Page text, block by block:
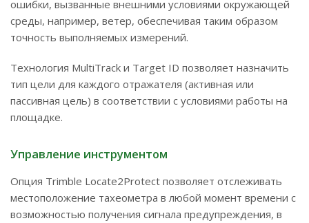
ошибки, вызванные внешними условиями окружающей
среды, например, ветер, обеспечивая таким образом
точность выполняемых измерений.
Технология MultiTrack и Target ID позволяет назначить
тип цели для каждого отражателя (активная или
пассивная цель) в соответствии с условиями работы на
площадке.
Управление инструментом
Опция Trimble Locate2Protect позволяет отслеживать
местоположение тахеометра в любой момент времени с
возможностью получения сигнала предупреждения, в